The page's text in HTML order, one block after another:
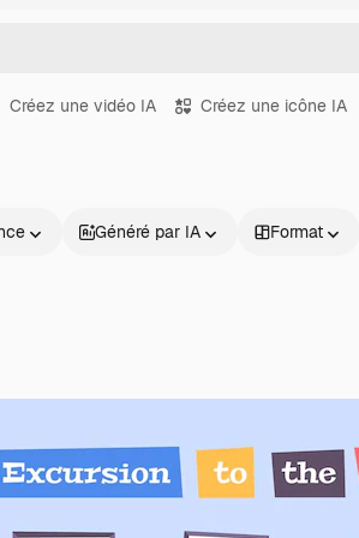
Créez une vidéo IA Créez une icône IA
Généré par IA Format